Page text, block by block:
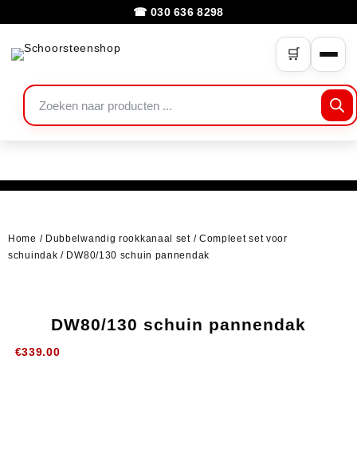
☎ 030 636 8298
🛒
Home / Dubbelwandig rookkanaal set/ Compleet set voor
schuindak / DW80/130 schuin pannendak
DW80/130 schuin pannendak
€339.00